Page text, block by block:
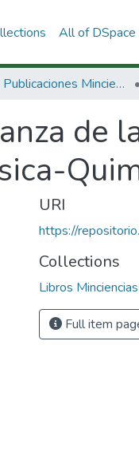
All of DSpace
3.2.2. Publicaciones Minciencias
de
URI
https://
Collections
Libros
Full item